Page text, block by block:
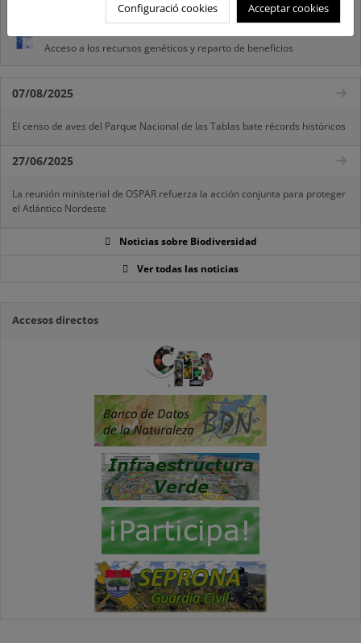
Acceso a los recursos genéticos y reparto de beneficios
07/08/2025
El censo de aves del Parque Nacional de las Tablas bate récords históricos
27/06/2025
La reunión ministerial de OSPAR refuerza la acción conjunta para proteger
el Atlántico Nordeste
Noticias sobre Biodiversidad
Ver todas las noticias
Accesos directos
Configuració cookies Acceptar cookies